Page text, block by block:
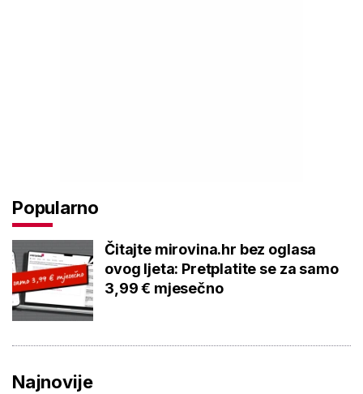
Popularno
Čitajte mirovina.hr bez oglasa
ovog ljeta: Pretplatite se za samo
3,99 € mjesečno
Najnovije